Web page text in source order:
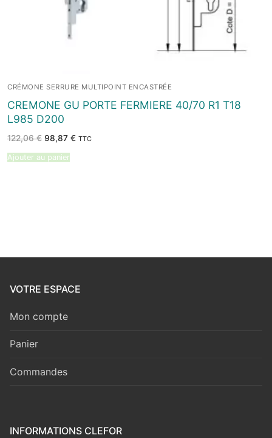
CRÉMONE SERRURE MULTIPOINT ENCASTRÉE
CREMONE GU PORTE FERMIERE 40/70 R1 T18
L985 D200
122,06€ Le
prix
initial
était :
98,87 €Le
TTC
Ajouter au panier
VOTRE ESPACE
Mon compte
Panier
Commandes
INFORMATIONS CLEFOR